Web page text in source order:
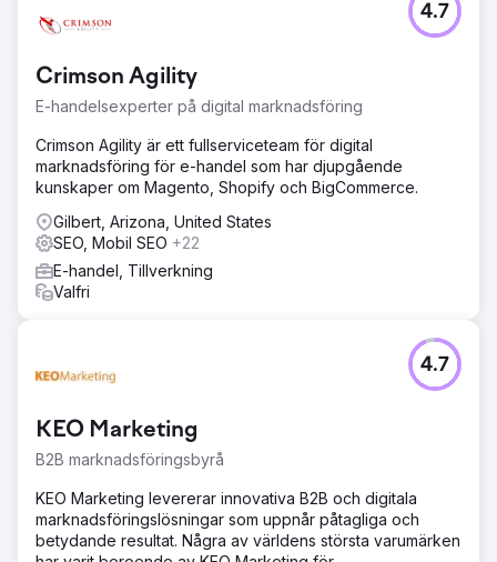
Crimson Agility
E-handelsexperter på digital marknadsföring
4.7
Crimson Agility är ett fullserviceteam för digital
marknadsföring för e-handel som har djupgående
kunskaper om Magento, Shopify och BigCommerce.
Gilbert, Arizona, United States
SEO, Mobil SEO +22
E-handel, Tillverkning
Valfri
KEO Marketing
B2B marknadsföringsbyrå
4.7
KEO Marketing levererar innovativa B2B och digitala
marknadsföringslösningar som uppnår påtagliga och
betydande resultat. Några av världens största varumärken